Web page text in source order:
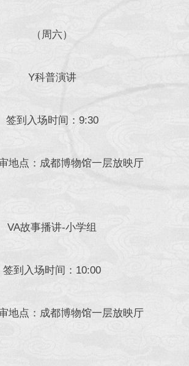
（周六）
Y科普演讲
签到入场时间：9:30
地点：成都博物馆一层放映厅
VA故事播讲-小学组
签到入场时间：10:00
地点：成都博物馆一层放映厅